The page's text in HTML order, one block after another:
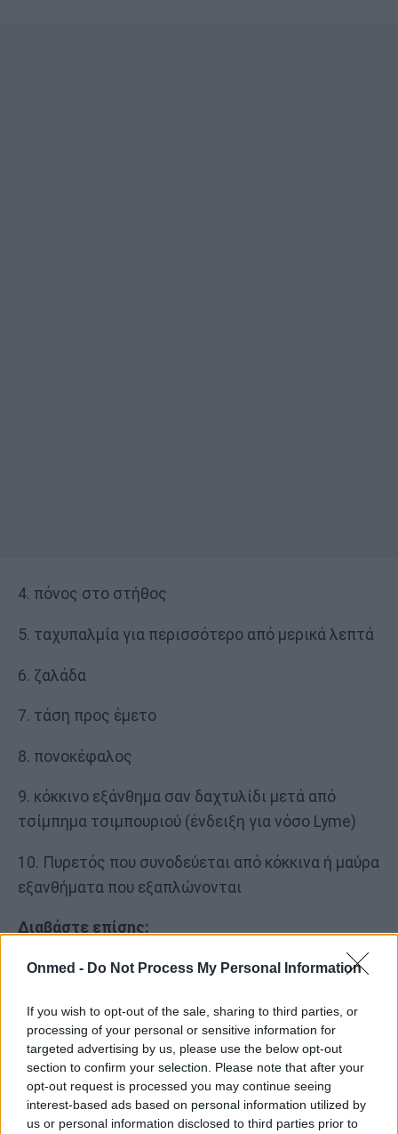
Onmed - Do Not Process My Personal Information
If you wish to opt-out of the sale, sharing to third parties, or
processing of your personal or sensitive information for
targeted advertising by us, please use the below opt-out
section to confirm your selection. Please note that after your
opt-out request is processed you may continue seeing
interest-based ads based on personal information utilized by
us or personal information disclosed to third parties prior to
4. πόνος στο στήθος
5. ταχυπαλμία για περισσότερο από μερικά λεπτά
6. ζαλάδα
7. τάση προς έμετο
8. πονοκέφαλος
9. κόκκινο εξάνθημα σαν δαχτυλίδι μετά από
τσίμπημα τσιμπουριού (ένδειξη για νόσο Lyme)
10. Πυρετός που συνοδεύεται από κόκκινα ή μαύρα
εξανθήματα που εξαπλώνονται
Διαβάστε επίσης:
Δείτε τι συμβαίνει όταν σας τσιμπά ένα κουνούπι
Τι είναι η Νόσος του Lyme από την οποία
προσβλήθηκε η Avril Lavigne
Ποιες μυρωδιές πάνω σας «μαγνητίζουν» τα
κουνούπια